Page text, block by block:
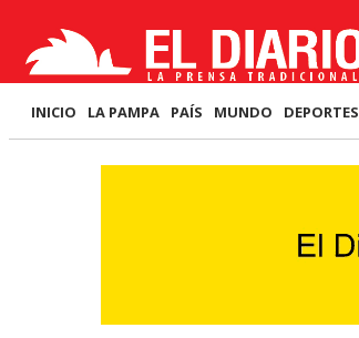
INICIO LA PAMPA PAÍS MUNDO DEPORTES